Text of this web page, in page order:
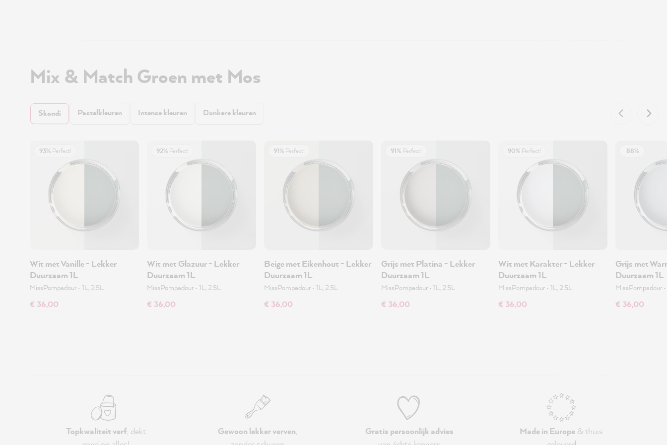
Mix & Match Groen met Mos
Skandi Pastelkleuren Intense kleuren Donkere kleuren
93% Perfect!
Wit met Vanille - Lekker
Duurzaam 1L
MissPompadour • 1L, 2.5L
€ 36,00
92% Perfect!
Wit met Glazuur - Lekker
Duurzaam 1L
MissPompadour • 1L, 2.5L
€ 36,00
91% Perfect!
Beige met Eikenhout - Lekker
Duurzaam 1L
MissPompadour • 1L, 2.5L
€ 36,00
91% Perfect!
Grijs met Platina - Lekker
Duurzaam 1L
MissPompadour • 1L, 2.5L
€ 36,00
90% Perfect!
Wit met Karakter - Lekker
Duurzaam 1L
MissPompadour • 1L, 2.5L
€ 36,00
88%
Grijs met
Duurzaam 1L
MissPompadour •
€ 36,00
Topkwaliteit verf, dekt
Gewoon lekker verven,
Gratis persoonlijk advies
Made in Europe & thuis